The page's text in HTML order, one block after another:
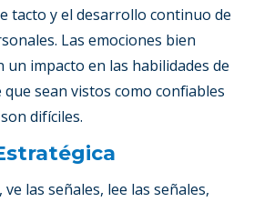
tacto y el desarrollo continuo de
Las emociones bien
impacto en las habilidades de
sean vistos como confiables
difíciles.
las señales, lee las señales,